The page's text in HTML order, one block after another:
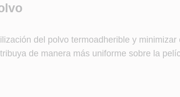
del polvo termoadherible y
de manera más uniforme sobre la